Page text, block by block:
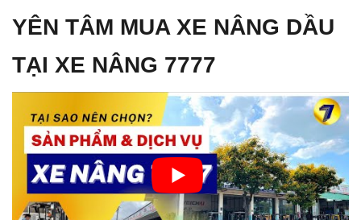
YÊN TÂM MUA XE NÂNG DẦU
TẠI XE NÂNG 7777